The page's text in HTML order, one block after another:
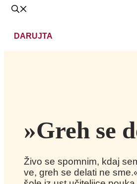
DARUJTA
»Greh se
Živo se spomnim, kdaj
ve, greh se delati ne